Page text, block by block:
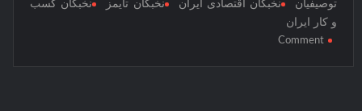
ایران –
توصیفیان
نخبگان اقتصادی ایران نخبگان تایمز
نخبگان کسب
و کار ایران
Comment
on